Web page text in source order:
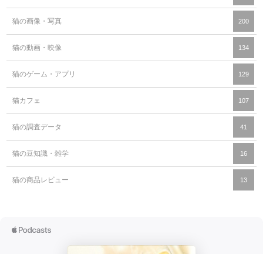
猫の画像・写真 200
猫の動画・映像 134
猫のゲーム・アプリ 129
猫カフェ 107
猫の調査データ 41
猫の豆知識・雑学 16
猫の商品レビュー 13